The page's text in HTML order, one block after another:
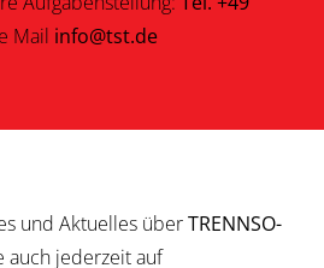
Mail info@tst.de
und Aktuelles überTRENNSO-
auch jederzeit auf